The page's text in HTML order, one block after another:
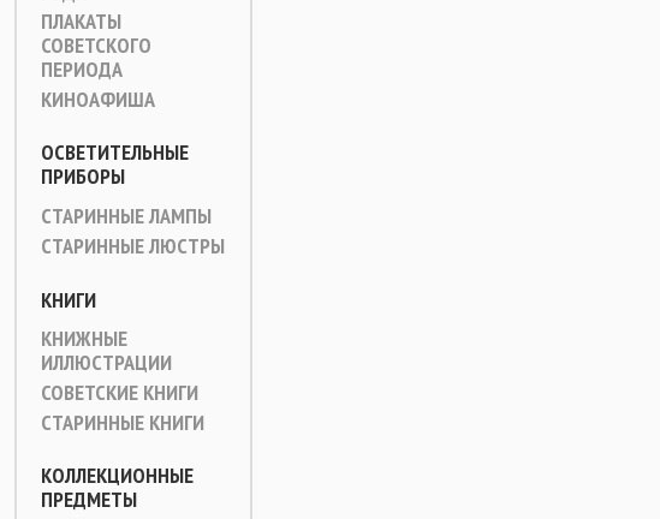
ПЛАКАТЫ
СОВЕТСКОГО
ПЕРИОДА
КИНОАФИША
ОСВЕТИТЕЛЬНЫЕ
ПРИБОРЫ
СТАРИННЫЕ ЛАМПЫ
СТАРИННЫЕ ЛЮСТРЫ
КНИГИ
КНИЖНЫЕ
ИЛЛЮСТРАЦИИ
СОВЕТСКИЕ КНИГИ
СТАРИННЫЕ КНИГИ
КОЛЛЕКЦИОННЫЕ
ПРЕДМЕТЫ